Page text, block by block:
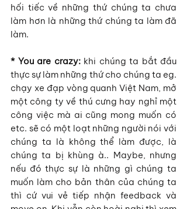
hối tiếc về những thứ chúng ta chưa
làm hơn là những thứ chúng ta làm đã
làm.
* You are crazy: khi chúng ta bắt đầu
thực sự làm những thứ cho chúng ta eg.
chạy xe đạp vòng quanh Việt Nam, mở
một công ty về thú cưng hay nghỉ một
công việc mà ai cũng mong muốn có
etc. sẽ có một loạt những người nói với
chúng ta là không thể làm được, là
chúng ta bị khùng à.. Maybe, nhưng
nếu đó thực sự là những gì chúng ta
muốn làm cho bản thân của chúng ta
thì cứ vui vẻ tiếp nhận feedback và